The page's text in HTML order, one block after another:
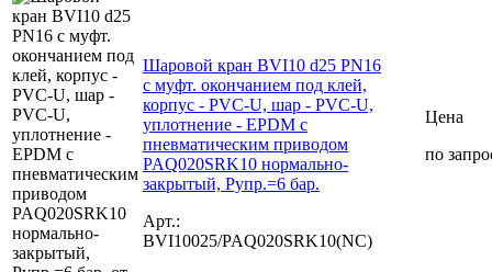
Шаровой кран BVI10 d25 PN16
с муфт. окончанием под клей,
корпус - PVC-U, шар - PVC-U,
уплотнение - EPDM с
пневматическим приводом
PAQ020SRK10 нормально-
закрытый, Рупр.=6 бар.
Арт.:
BVI10025/PAQ020SRK10(NC)
Цена
по